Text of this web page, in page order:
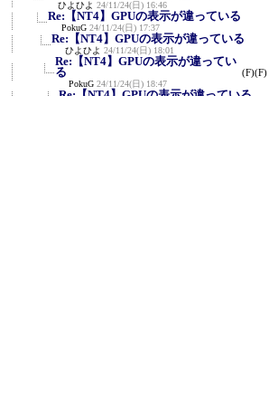
ひよひよ 24/11/24(日) 16:46
Re:【NT4】GPUの表示が違っている
PokuG 24/11/24(日) 17:37
Re:【NT4】GPUの表示が違っている
ひよひよ 24/11/24(日) 18:01
Re:【NT4】GPUの表示が違ってい
る
PokuG 24/11/24(日) 18:47
(F)(F)
Re:【NT4】GPUの表示が違っている